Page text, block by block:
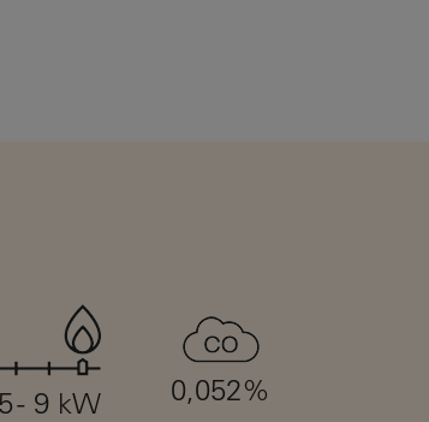
5 - 9 kW 0,052%